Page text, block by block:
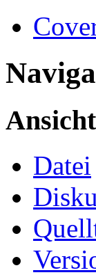
Datei